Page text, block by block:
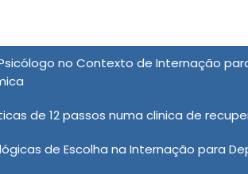
no Contexto de Internação
de 12 passos numa clinica de
de Escolha na Internação para
Quimicos em